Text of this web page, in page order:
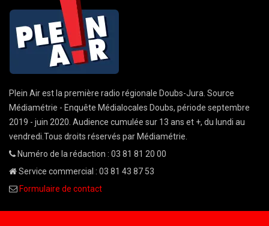
Plein Air est la première radio régionale Doubs-Jura. Source
Médiamétrie - Enquête Médialocales Doubs, période septembre
2019 - juin 2020. Audience cumulée sur 13 ans et +, du lundi au
vendredi.Tous droits réservés par Médiamétrie.
Numéro de la rédaction : 03 81 81 20 00
Service commercial : 03 81 43 87 53
Formulaire de contact